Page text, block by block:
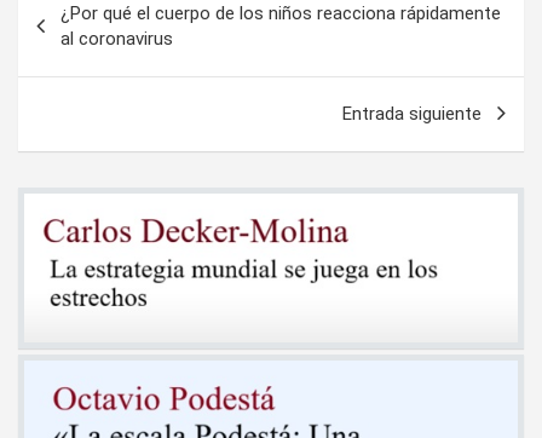
de
entradas
¿Por qué el cuerpo de los niños reacciona rápidamente
al coronavirus
Entrada siguiente